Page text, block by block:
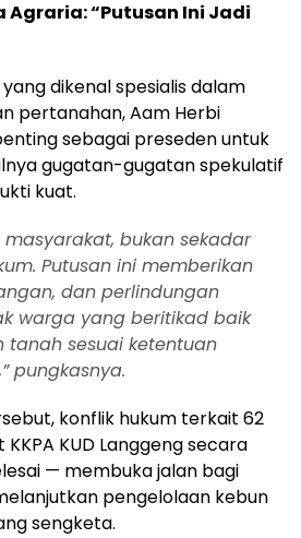
Agraria: “Putusan Ini Jadi
dikenal spesialis dalam
pertanahan, Aam Herbi
sebagai preseden untuk
gugatan-gugatan spekulatif
kuat.
masyarakat, bukan sekadar
Putusan ini memberikan
dan perlindungan
warga yang beritikad baik
tanah sesuai ketentuan
pungkasnya.
konflik hukum terkait 62
KUD Langgeng secara
— membuka jalan bagi
pengelolaan kebun
sengketa.